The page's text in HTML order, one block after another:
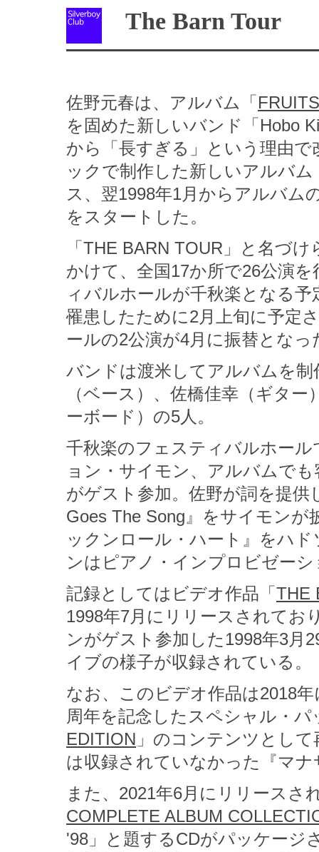
The Barn Tour
佐野元春は、アルバム「 FRUITS
を固めた新しいバンド「Hobo
から「長すぎる」という理由
ックで制作した新しいアルバム
ス、翌1998年1月からアルバム
をスタートした。
「THE BARN TOUR」と名づ
かけて、全国17か所で26公演
ィバルホールが千秋楽となる
罹患したために2月上旬に予定
ールの2公演が4月に振替となっ
バンドは渡米してアルバムを
（ベース）、佐橋佳幸（ギタ
ーボード）の5人。
千秋楽のフェスティバルホー
ョン・サイモン、アルバムで
がゲスト参加。佐野が詞を提
Goes The Song』をサイモン
ックンロール・ハート』をハ
ンはピアノ・インプロビゼー
記録としてはビデオ作品「 THE
1998年7月にリリースされてお
ンがゲスト参加した1998年3月
イブの様子が収録されている。
なお、このビデオ作品は2018
周年を記念したスペシャル・パ
EDITION 」のコンテンツとし
は収録されていなかった『マ
また、2021年6月にリリースさ
COMPLETE ALBUM
'98」と題するCDがパッケージ